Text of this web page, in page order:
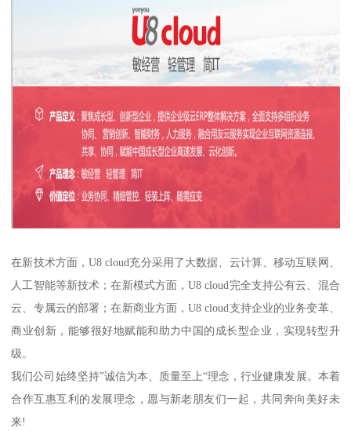
在新技术方面，U8 cloud充分采用了大数据、云计算、移动互联网、
人工智能等新技术；在新模式方面，U8 cloud完全支持公有云、混合
云、专属云的部署；在新商业方面，U8 cloud支持企业的业务变革、
商业创新，能够很好地赋能和助力中国的成长型企业，实现转型升
级。
我们公司始终坚持”诚信为本、质量至上“理念，行业健康发展。本着
合作互惠互利的发展理念，愿与新老朋友们一起，共同奔向美好未
来!